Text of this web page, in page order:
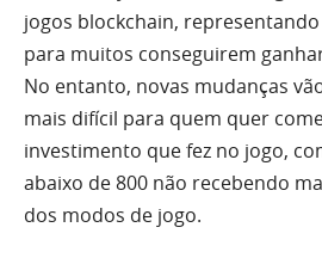
jogos blockchain,
para muitos conseguirem
No entanto, novas mudanças
mais difícil para quem quer
investimento que fez no jogo,
abaixo de 800 não recebendo
dos modos de jogo.